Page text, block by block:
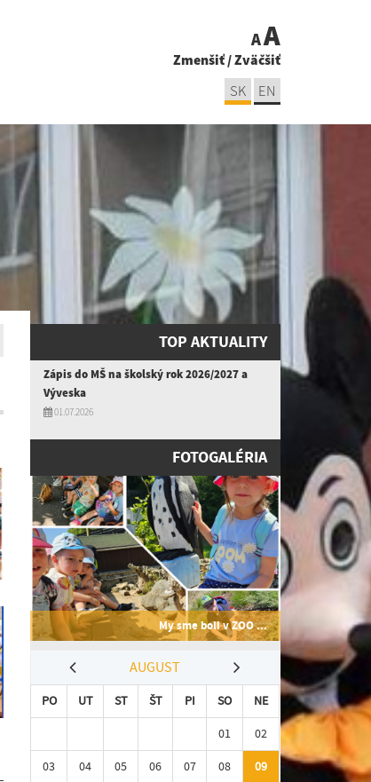
AA
Zmenšiť/Zväčšiť
SK EN
TOP AKTUALITY
Zápis do MŠ na školský rok 2026/2027 a
Výveska
01.07.2026
FOTOGALÉRIA
My sme boli v ZOO ...
AUGUST
PO UT ST ŠT PI SO
NE
01
02
03
04 05 06 07 08
09